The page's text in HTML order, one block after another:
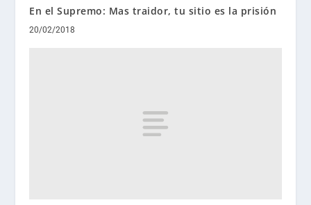
En el Supremo: Mas traidor, tu sitio es la prisión
20/02/2018